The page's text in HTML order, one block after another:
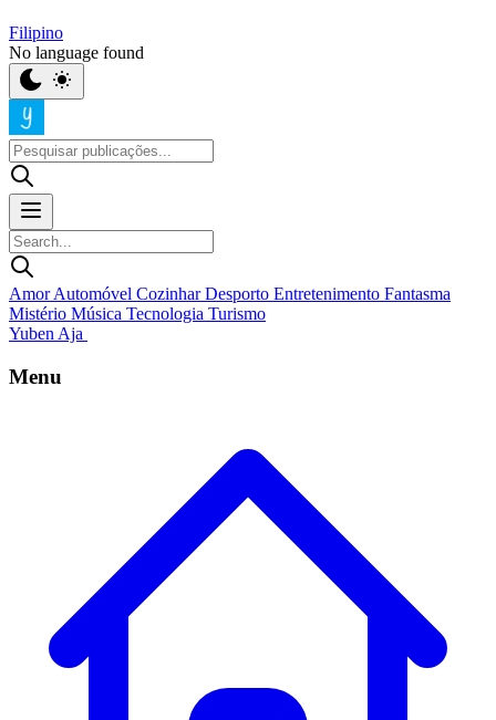
Filipino
No language found
AmorAutomóvel CozinharDesporto Entretenimento Fantasma
Mistério Música Tecnologia Turismo
Yuben Aja
Menu